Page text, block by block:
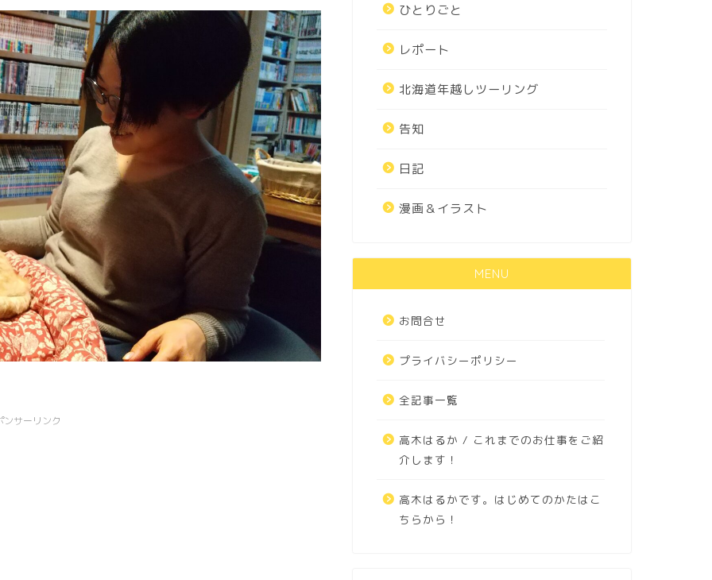
ンサーリンク
ひとりごと
レポート
北海道年越しツーリング
告知
日記
漫画＆イラスト
MENU
お問合せ
プライバシーポリシー
全記事一覧
高木はるか / これまでのお仕事をご紹
介します！
高木はるかです。はじめてのかたはこ
ちらから！